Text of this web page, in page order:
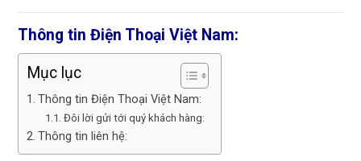
Thông tin Điện Thoại Việt Nam:
Mục lục
Thông tin Điện Thoại Việt Nam:
Đôi lời gửi tới quý khách hàng:
Thông tin liên hệ: